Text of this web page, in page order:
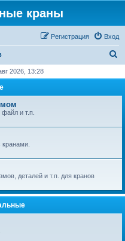
краны
Вход
Регистрация
с
2026, 13:28
и т.п.
деталей и т.п. для кранов